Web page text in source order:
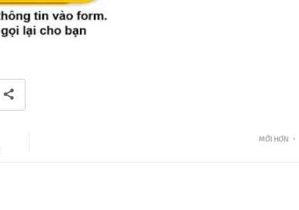
MỚI HƠN